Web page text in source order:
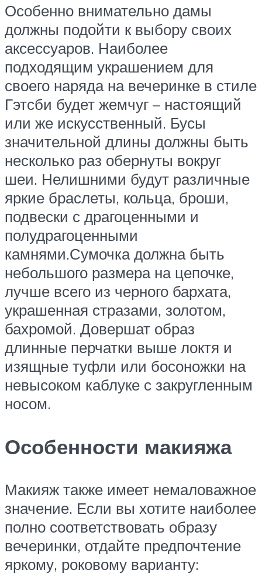
Особенно внимательно дамы
должны подойти к выбору своих
аксессуаров. Наиболее
подходящим украшением для
своего наряда на вечеринке в стиле
Гэтсби будет жемчуг – настоящий
или же искусственный. Бусы
значительной длины должны быть
несколько раз обернуты вокруг
шеи. Нелишними будут различные
яркие браслеты, кольца, броши,
подвески с драгоценными и
полудрагоценными
камнями.Сумочка должна быть
небольшого размера на цепочке,
лучше всего из черного бархата,
украшенная стразами, золотом,
бахромой. Довершат образ
длинные перчатки выше локтя и
изящные туфли или босоножки на
невысоком каблуке с закругленным
носом.
Особенности макияжа
Макияж также имеет немаловажное
значение. Если вы хотите наиболее
полно соответствовать образу
вечеринки, отдайте предпочтение
яркому, роковому варианту: